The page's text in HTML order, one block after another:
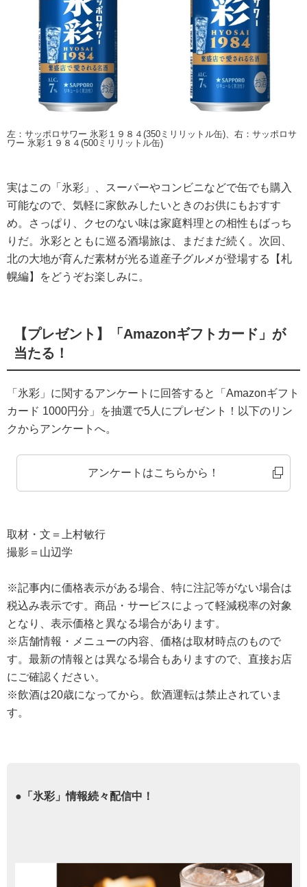
左：サッポロサワー 氷彩１９８４(350ミリリットル缶)、右：サッポロサ
ワー 氷彩１９８４(500ミリリットル缶)
実はこの「氷彩」、スーパーやコンビニなどで缶でも購入
可能なので、気軽に家飲みしたいときのお供にもおすす
め。さっぱり、クセのない味は家庭料理との相性もばっち
りだ。氷彩とともに巡る酒場旅は、まだまだ続く。次回、
北の大地が育んだ素材が光る道産子グルメが登場する【札
幌編】をどうぞお楽しみに。
【プレゼント】「Amazonギフトカード」が
当たる！
「氷彩」に関するアンケートに回答すると「Amazonギフト
カード 1000円分」を抽選で5人にプレゼント！以下のリン
クからアンケートへ。
アンケートはこちらから！
取材・文＝上村敏行
撮影＝山辺学
※記事内に価格表示がある場合、特に注記等がない場合は
税込み表示です。商品・サービスによって軽減税率の対象
となり、表示価格と異なる場合があります。
※店舗情報・メニューの内容、価格は取材時点のもので
す。最新の情報とは異なる場合もありますので、直接お店
にご確認ください。
※飲酒は20歳になってから。飲酒運転は禁止されていま
す。
●「氷彩」情報続々配信中！